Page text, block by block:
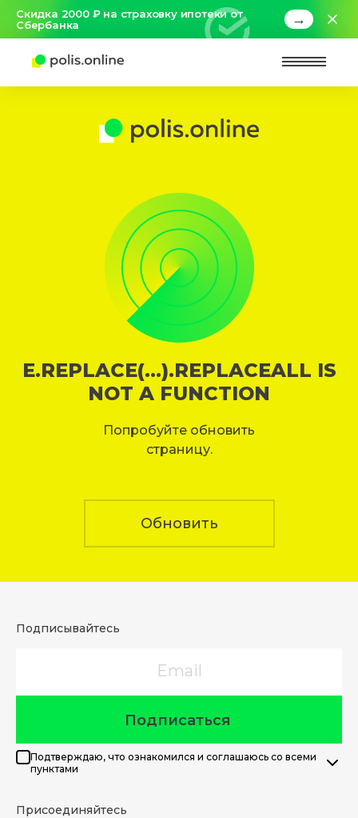
Скидка 2000 ₽ на страховку ипотеки от
Сбербанка
→
E.REPLACE(...).REPLACEALL IS
NOT A FUNCTION
Попробуйте обновить
страницу.
Обновить
Подписывайтесь
Подписаться
Подтверждаю, что ознакомился и соглашаюсь со всеми
пунктами
Присоединяйтесь